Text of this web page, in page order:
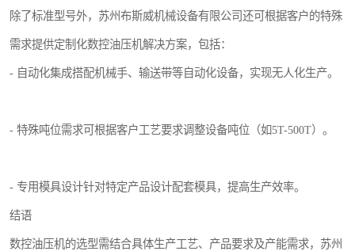
除了标准型号外，苏州布斯威机械设备有限公司还可根据客户的特殊
需求提供定制化数控油压机解决方案，包括：
- 自动化集成搭配机械手、输送带等自动化设备，实现无人化生产。
- 特殊吨位需求可根据客户工艺要求调整设备吨位（如5T-500T）。
- 专用模具设计针对特定产品设计配套模具，提高生产效率。
结语
数控油压机的选型需结合具体生产工艺、产品要求及产能需求，苏州